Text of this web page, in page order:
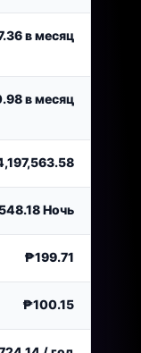
в месяц
в месяц
Ночь
₱199.71
₱100.15